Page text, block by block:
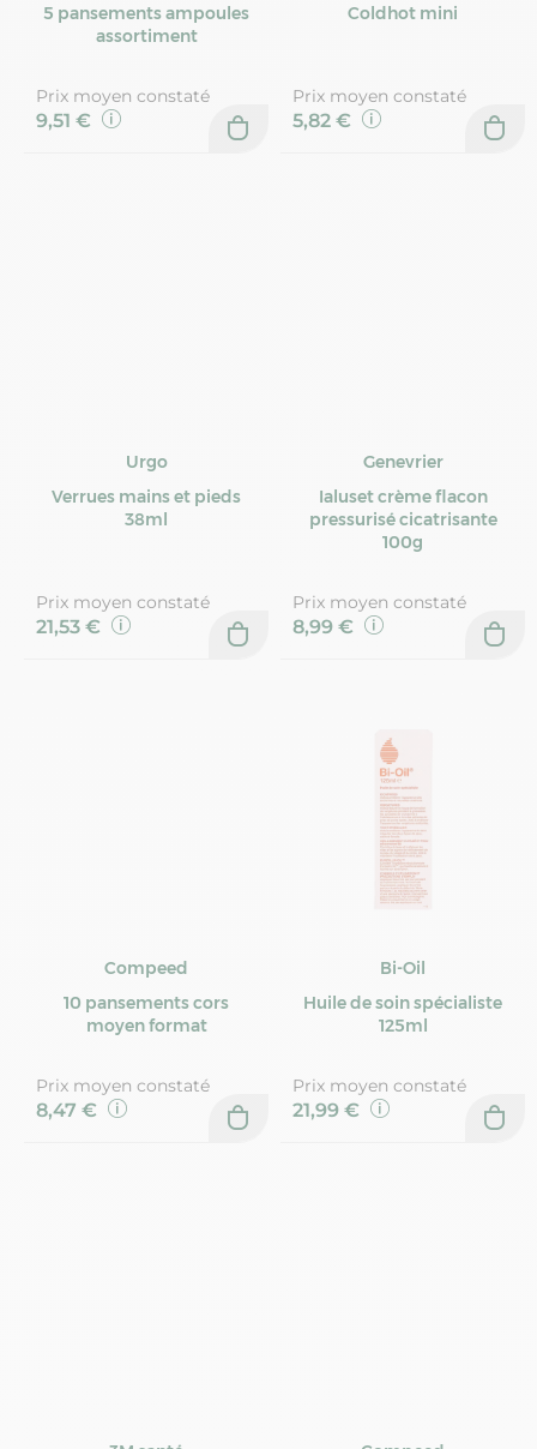
5 pansements ampoules
assortiment
Prix moyen constaté
9,51 €
Coldhot mini
Prix moyen constaté
5,82 €
Urgo
Verrues mains et pieds
38ml
Prix moyen constaté
21,53 €
Genevrier
Ialuset crème flacon
pressurisé cicatrisante
100g
Prix moyen constaté
8,99 €
Compeed
10 pansements cors
moyen format
Prix moyen constaté
8,47 €
Bi-Oil
Huile de soin spécialiste
125ml
Prix moyen constaté
21,99 €